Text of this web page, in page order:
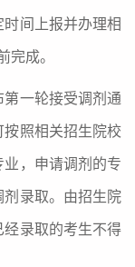
间上报并办理相
完成。
一轮接受调剂通
照相关招生院校
，申请调剂的专
剂录取。由招生院
录取的考生不得